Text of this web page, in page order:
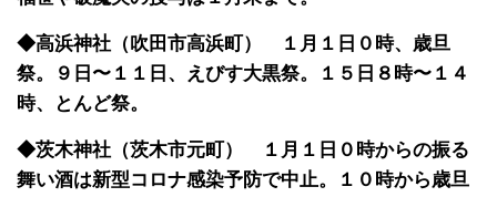
◆高浜神社（吹田市高浜町） １月１日０時、歳旦
祭。９日〜１１日、えびす大黒祭。１５日８時〜１４
時、とんど祭。
◆茨木神社（茨木市元町） １月１日０時からの振る
舞い酒は新型コロナ感染予防で中止。１０時から歳旦